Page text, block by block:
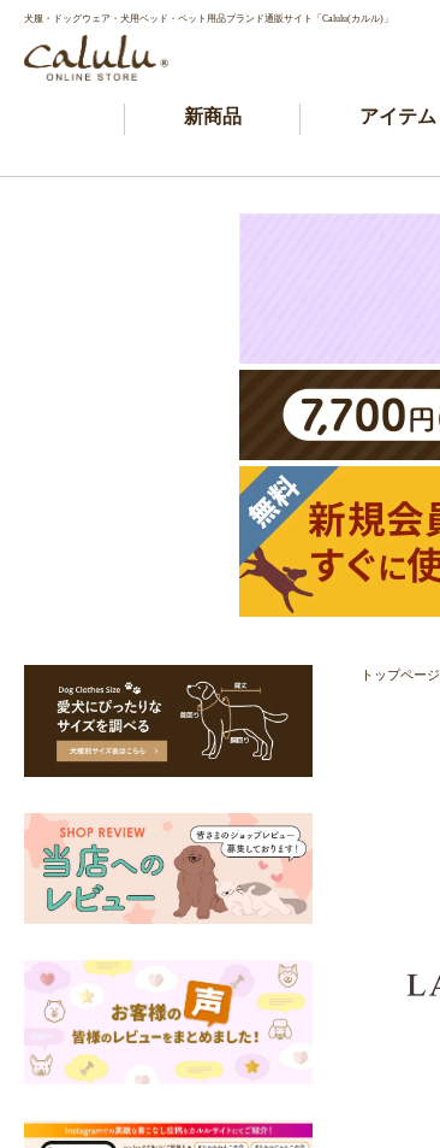
犬服・ドッグウェア・犬用ベッド・ペット用品ブランド通販サイト「Calulu(カルル)」
新商品 アイテム
トップページ